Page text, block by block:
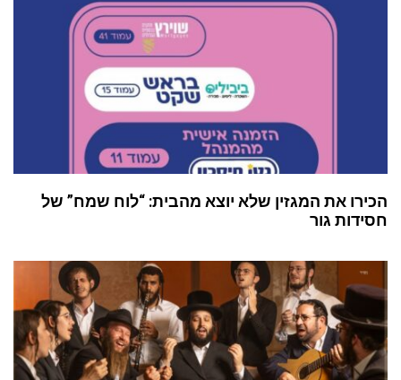
הכירו את המגזין שלא יוצא מהבית: “לוח שמח” של
חסידות גור